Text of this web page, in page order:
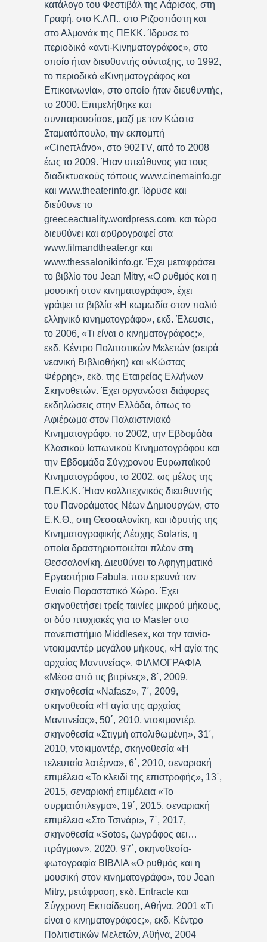
κατάλογο του Φεστιβάλ της Λάρισας, στη
Γραφή, στο Κ.ΛΠ., στο Ριζοσπάστη και
στο Αλμανάκ της ΠΕΚΚ. Ίδρυσε το
περιοδικό «αντι-Κινηματογράφος», στο
οποίο ήταν διευθυντής σύνταξης, το 1992,
το περιοδικό «Κινηματογράφος και
Επικοινωνία», στο οποίο ήταν διευθυντής,
το 2000. Επιμελήθηκε και
συνπαρουσίασε, μαζί με τον Κώστα
Σταματόπουλο, την εκπομπή
«Cineπλάνο», στο 902TV, από το 2008
έως το 2009. Ήταν υπεύθυνος για τους
διαδικτυακούς τόπους www.cinemainfo.gr
και www.theaterinfo.gr. Ίδρυσε και
διεύθυνε το
greeceactuality.wordpress.com. και τώρα
διευθύνει και αρθρογραφεί στα
www.filmandtheater.gr και
www.thessalonikinfo.gr. Έχει μεταφράσει
το βιβλίο του Jean Mitry, «Ο ρυθμός και η
μουσική στον κινηματογράφο», έχει
γράψει τα βιβλία «Η κωμωδία στον παλιό
ελληνικό κινηματογράφο», εκδ. Έλευσις,
το 2006, «Τι είναι ο κινηματογράφος;»,
εκδ. Κέντρο Πολιτιστικών Μελετών (σειρά
νεανική Βιβλιοθήκη) και «Κώστας
Φέρρης», εκδ. της Εταιρείας Ελλήνων
Σκηνοθετών. Έχει οργανώσει διάφορες
εκδηλώσεις στην Ελλάδα, όπως το
Αφιέρωμα στον Παλαιστινιακό
Κινηματογράφο, το 2002, την Εβδομάδα
Κλασικού Ιαπωνικού Κινηματογράφου και
την Εβδομάδα Σύγχρονου Ευρωπαϊκού
Κινηματογράφου, το 2002, ως μέλος της
Π.Ε.Κ.Κ. Ήταν καλλιτεχνικός διευθυντής
του Πανοράματος Νέων Δημιουργών, στο
Ε.Κ.Θ., στη Θεσσαλονίκη, και ιδρυτής της
Κινηματογραφικής Λέσχης Solaris, η
οποία δραστηριοποιείται πλέον στη
Θεσσαλονίκη. Διευθύνει το Αφηγηματικό
Εργαστήριο Fabula, που ερευνά τον
Ενιαίο Παραστατικό Χώρο. Έχει
σκηνοθετήσει τρείς ταινίες μικρού μήκους,
οι δύο πτυχιακές για το Master στο
πανεπιστήμιο Middlesex, και την ταινία-
ντοκιμαντέρ μεγάλου μήκους, «Η αγία της
αρχαίας Μαντινείας». ΦΙΛΜΟΓΡΑΦΙΑ
«Μέσα από τις βιτρίνες», 8΄, 2009,
σκηνοθεσία «Nafasz», 7΄, 2009,
σκηνοθεσία «Η αγία της αρχαίας
Μαντινείας», 50΄, 2010, ντοκιμαντέρ,
σκηνοθεσία «Στιγμή απολιθωμένη», 31΄,
2010, ντοκιμαντέρ, σκηνοθεσία «Η
τελευταία λατέρνα», 6΄, 2010, σεναριακή
επιμέλεια «Το κλειδί της επιστροφής», 13΄,
2015, σεναριακή επιμέλεια «Το
συρματόπλεγμα», 19΄, 2015, σεναριακή
επιμέλεια «Στο Τσινάρι», 7΄, 2017,
σκηνοθεσία «Sotos, ζωγράφος αει…
πράγμων», 2020, 97΄, σκηνοθεσία-
φωτογραφία ΒΙΒΛΙΑ «Ο ρυθμός και η
μουσική στον κινηματογράφο», του Jean
Mitry, μετάφραση, εκδ. Entracte και
Σύγχρονη Εκπαίδευση, Αθήνα, 2001 «Τι
είναι ο κινηματογράφος;», εκδ. Κέντρο
Πολιτιστικών Μελετών, Αθήνα, 2004